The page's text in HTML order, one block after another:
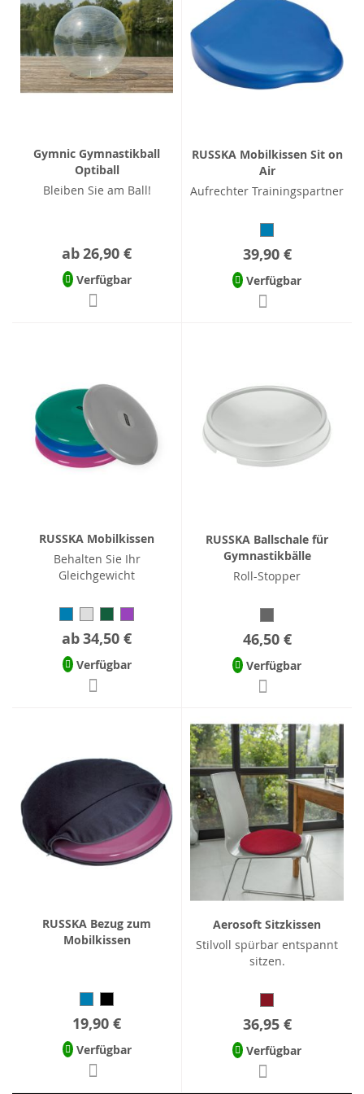
Gymnic Gymnastikball
Optiball
Bleiben Sie am Ball!
ab26,90 €
Verfügbar
RUSSKA Mobilkissen Sit on
Air
Aufrechter Trainingspartner
39,90 €
Verfügbar
RUSSKA Mobilkissen
Behalten Sie Ihr
Gleichgewicht
ab34,50 €
Verfügbar
RUSSKA Ballschale für
Gymnastikbälle
Roll-Stopper
46,50 €
Verfügbar
RUSSKA Bezug zum
Mobilkissen
19,90 €
Verfügbar
Aerosoft Sitzkissen
Stilvoll spürbar entspannt
sitzen.
36,95 €
Verfügbar